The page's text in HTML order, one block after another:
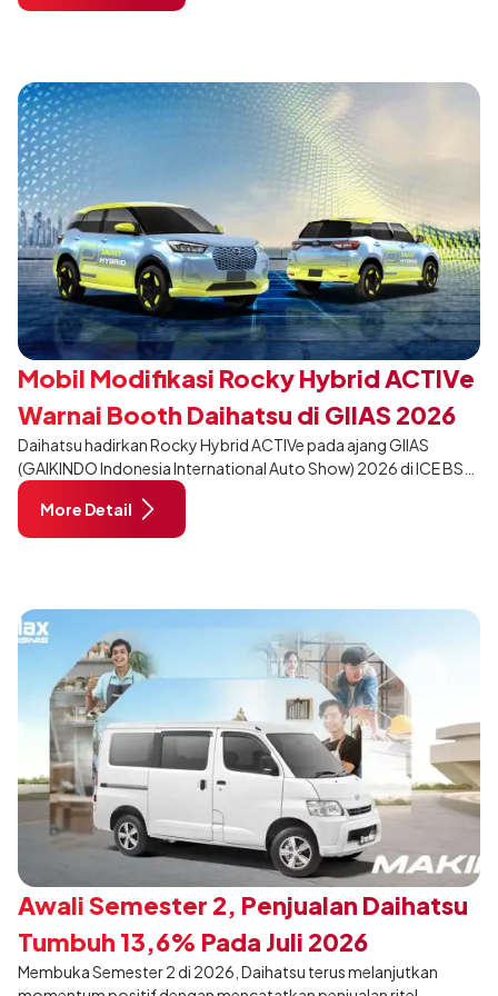
dari varian Terios 1.5 X A/T, model ini menawarkan sentuhan
menjadi ciri khas Terios.
Mobil Modifikasi Rocky Hybrid ACTIVe
Warnai Booth Daihatsu di GIIAS 2026
Daihatsu hadirkan Rocky Hybrid ACTIVe pada ajang GIIAS
(GAIKINDO Indonesia International Auto Show) 2026 di ICE BSD
City, Tangerang. Terdapat 2 unit Rocky Hybrid yang
dimodifikasi untuk menghadirkan sarana inspirasi bagi
pengunjung mendukung gaya hidup yang aktif.
More Detail
Awali Semester 2, Penjualan Daihatsu
Tumbuh 13,6% Pada Juli 2026
Membuka Semester 2 di 2026, Daihatsu terus melanjutkan